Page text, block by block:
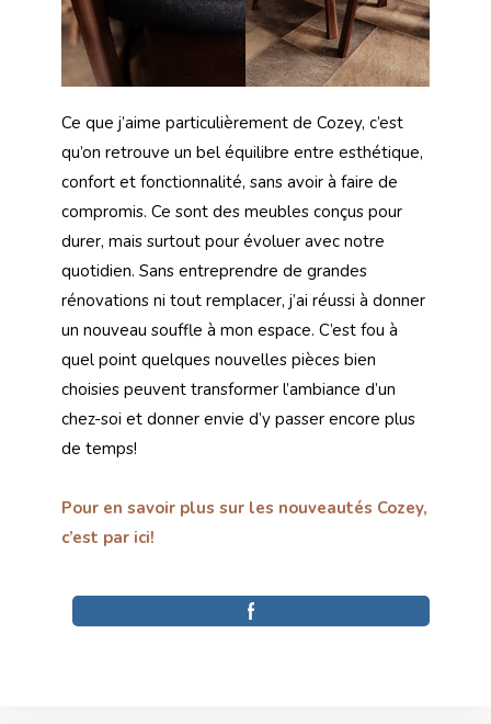
Ce que j’aime particulièrement de Cozey, c’est
qu’on retrouve un bel équilibre entre esthétique,
confort et fonctionnalité, sans avoir à faire de
compromis. Ce sont des meubles conçus pour
durer, mais surtout pour évoluer avec notre
quotidien. Sans entreprendre de grandes
rénovations ni tout remplacer, j’ai réussi à donner
un nouveau souffle à mon espace. C’est fou à
quel point quelques nouvelles pièces bien
choisies peuvent transformer l’ambiance d’un
chez-soi et donner envie d’y passer encore plus
de temps!
Pour en savoir plus sur les nouveautés Cozey,
c’est par ici!